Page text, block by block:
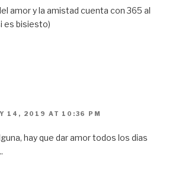
amor y la amistad cuenta con 365 al
es bisiesto)
14, 2019 AT 10:36 PM
hay que dar amor todos los dias